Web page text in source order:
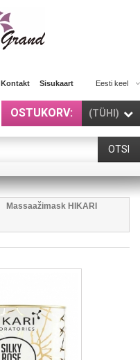
Eesti keel
Kontakt Sisukaart
OSTUKORV: (TÜHI)
OTSI
Massaažimask HIKARI